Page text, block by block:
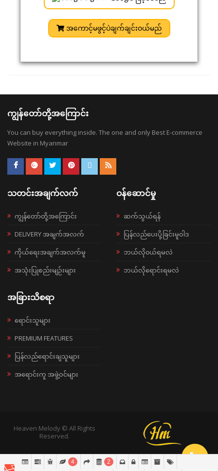
အကောင့်မဖွင့်ပဲချက်ချင်းဝယ်မည်
ကျွန်တော်တို့အကြောင်း
You can buy everything inside. The one and only Best E-commerce
Website in Myanmar
သတင်းအချက်လက်
ကျွန်တော်တို့အကြောင်း
DELIVERY အချက်အလက်
ကိုယ်ရေးအချက်အလက်မူ
အသုံးပြုစည်းမျဉ်းများ
ဝန်ဆောင်မှု
ဆက်သွယ်ရန်
ပြန်လည်ပေးပို့ခြင်းမူဝါဒ
ဘယ်လို၀ယ်ရမလဲ
ဘယ်လိုရောင်းရမလဲ
အခြားသိစရာ
ရောင်းသူများ
PREMIUM FEATURES
ပြန်လည်ရောင်းချသူများ
အရောင်းကူ အဖွဲ့ဝင်များ
Heaven Melody © All Rights
Reserved.
4 2